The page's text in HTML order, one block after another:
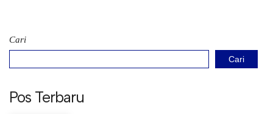
Cari
Cari
Pos Terbaru